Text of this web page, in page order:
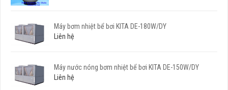
Máy bơm nhiệt bể bơi KITA DE-180W/DY
Liên hệ
Máy nước nóng bơm nhiệt bể bơi KITA DE-150W/DY
Liên hệ